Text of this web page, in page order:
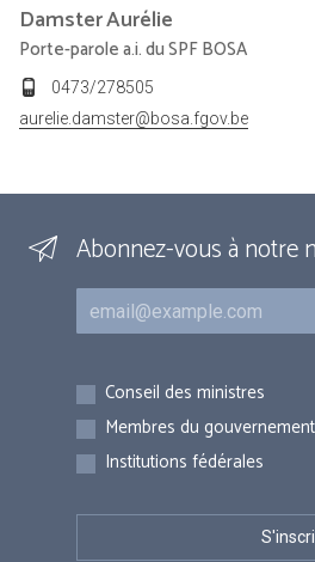
DamsterAurélie
Porte-parole a.i. du SPF BOSA
0473/278505
aurelie.damster@bosa.fgov.be
Abonnez-vous à notre
Courriel
Inscriptions
Conseil des ministres
Membres du gouvernement
Institutions fédérales